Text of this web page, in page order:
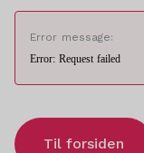
Error message:
Error: Request failed
Til forsiden